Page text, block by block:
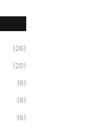
(26)
(20)
(6)
(8)
(6)